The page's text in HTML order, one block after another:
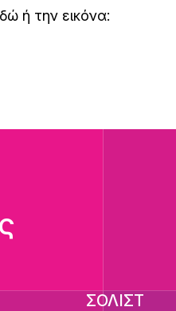
ή την εικόνα:
ΣΟΛΙΣΤ